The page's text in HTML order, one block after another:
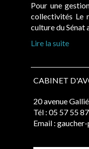
Pour une
collectivités Le
culture du Sénat
Lire la suite
CABINET
20 avenue
Tél : 05 57 55
Email :